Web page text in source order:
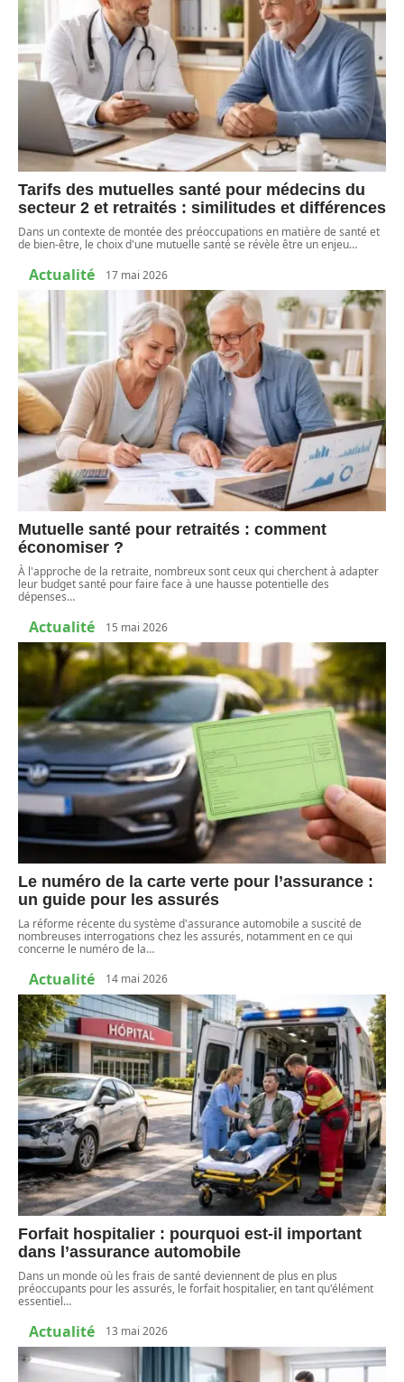
Tarifs des mutuelles santé pour médecins du
secteur 2 et retraités : similitudes et différences
Dans un contexte de montée des préoccupations en matière de santé et
de bien-être, le choix d'une mutuelle santé se révèle être un enjeu…
Actualité 17 mai 2026
Mutuelle santé pour retraités : comment
économiser ?
À l'approche de la retraite, nombreux sont ceux qui cherchent à adapter
leur budget santé pour faire face à une hausse potentielle des
dépenses…
Actualité 15 mai 2026
Le numéro de la carte verte pour l’assurance :
un guide pour les assurés
La réforme récente du système d'assurance automobile a suscité de
nombreuses interrogations chez les assurés, notamment en ce qui
concerne le numéro de la…
Actualité 14 mai 2026
Forfait hospitalier : pourquoi est-il important
dans l’assurance automobile
Dans un monde où les frais de santé deviennent de plus en plus
préoccupants pour les assurés, le forfait hospitalier, en tant qu'élément
essentiel…
Actualité 13 mai 2026